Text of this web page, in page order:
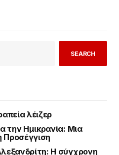
SEARCH
λέιζερ
την Ημικρανία: Μια
Προσέγγιση
Η σύγχρονη